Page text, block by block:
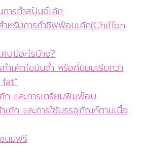
ารทำสปันจ์เค้ก
ำหรับการทำชิฟฟ่อนเค้ก(Chiffon
ษมีอะไรบ้าง?
ำเค้กไขมันต่ำ หรือที่นิยมเรียกว่า
ก และการเตรียมพิมพ์อบ
เค้ก และการใช้บรรจุภัณฑ์ตามเนื้อ
นมฟรี